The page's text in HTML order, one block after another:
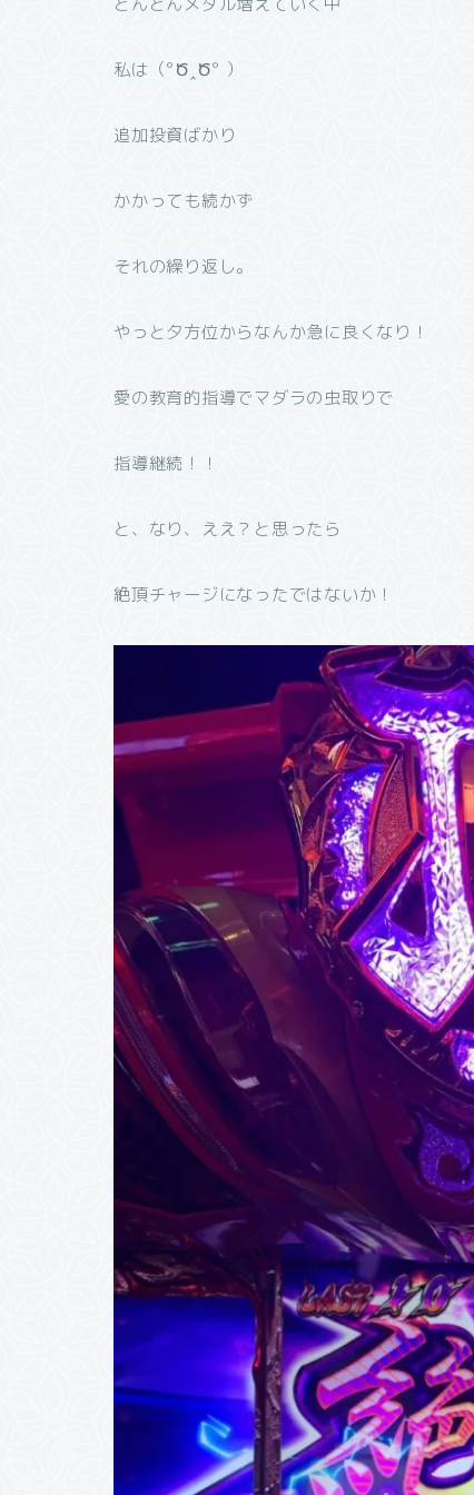
私は（°Ծ‸Ծ° ）
追加投資ばかり
かかっても続かず
それの繰り返し。
やっと夕方位からなんか急に良くなり！
愛の教育的指導でマダラの虫取りで
指導継続！！
と、なり、ええ？と思ったら
絶頂チャージになったではないか！